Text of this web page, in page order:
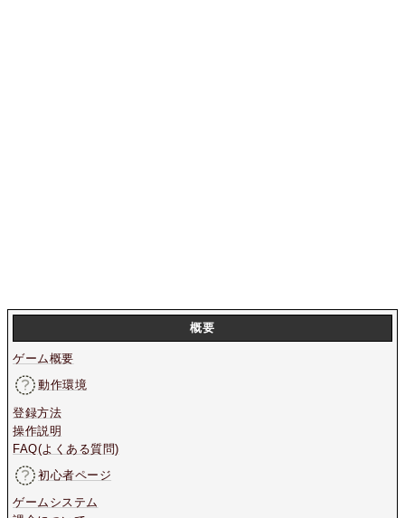
概要
ゲーム概要
動作環境
登録方法
操作説明
FAQ(よくある質問)
初心者ページ
ゲームシステム